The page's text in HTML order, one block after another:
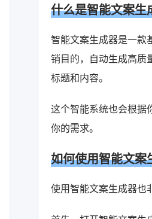
什么是智能文案生
智能文案生成器是一款
销目的，自动生成高质
标题和内容。
这个智能系统也会根据
你的需求。
如何使用智能文案
使用智能文案生成器也